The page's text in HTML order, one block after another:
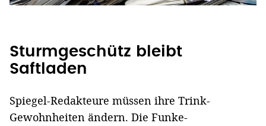
Sturmgeschütz bleibt
Saftladen
Spiegel-Redakteure müssen ihre Trink-
Gewohnheiten ändern. Die Funke-